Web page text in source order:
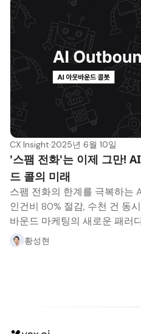
CX Insight·2025년 6월 10일
'스팸 전화'는 이제 그만!
드 콜의 미래
스팸 전화의 한계를 극복하는
인건비 80% 절감, 수천 건 동
바운드 마케팅의 새로운 패러
황성현